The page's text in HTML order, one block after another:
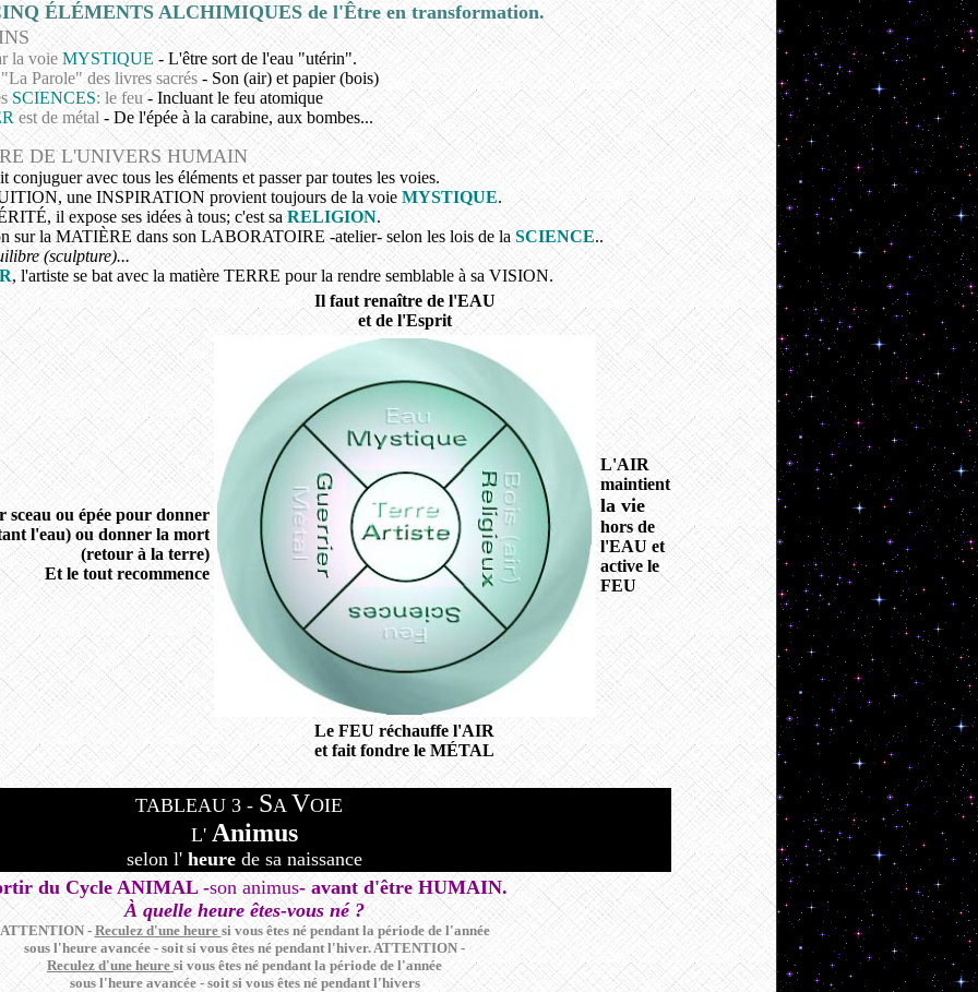
ÉLÉMENTS ALCHIMIQUES de l'Être en transformation.
la voie MYSTIQUE - L'être sort de l'eau "utérin".
Parole" des livres sacrés - Son (air) et papier (bois)
SCIENCES: le feu- Incluant le feu atomique
est de métal - De l'épée à la carabine, aux bombes...
DE L'UNIVERS HUMAIN
conjuguer avec tous les éléments et passer par toutes les voies.
une INSPIRATION provient toujours de la voie MYSTIQUE.
il expose ses idées à tous; c'est saRELIGION.
sur la MATIÈRE dans son LABORATOIRE -atelier- selon les lois de la SCIENCE..
(sculpture)...
, l'artiste se bat avec la matière TERRE pour la rendre semblable à sa VISION.
Il faut renaître de l'EAU
et de l'Esprit
ou épée pour donner
l'eau) ou donner la mort
(retour à la terre)
Et le tout recommence
L'AIR
maintient
la vie
hors de
l'EAU et
active le
FEU
Le FEU réchauffe l'AIR
et fait fondre le MÉTAL
TABLEAU 3 - SA VOIE
L' Animus
selon l' heure de sa naissance
du Cycle ANIMAL -son animus- avant d'être HUMAIN.
À quelle heure êtes-vous né ?
ATTENTION - Reculez d'une heure si vous êtes né pendant la période de l'année
sous l'heure avancée - soit si vous êtes né pendant l'hiver. ATTENTION -
Reculez d'une heure si vous êtes né pendant la période de l'année
sous l'heure avancée - soit si vous êtes né pendant l'hivers